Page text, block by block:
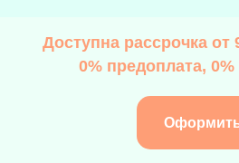
Доступна рассрочка от
0% предоплата, 0%